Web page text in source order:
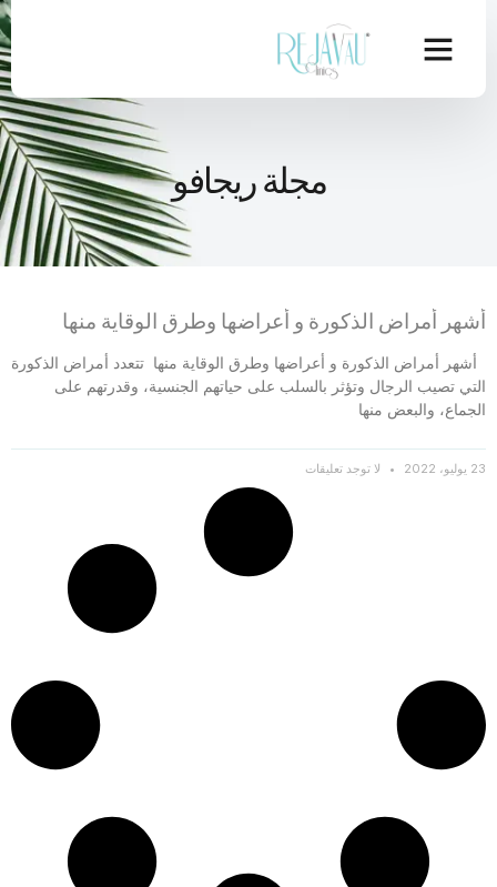
مجلة ريجافو
أشهر أمراض الذكورة و أعراضها وطرق الوقاية منها
أشهر أمراض الذكورة و أعراضها وطرق الوقاية منها تتعدد أمراض الذكورة
التي تصيب الرجال وتؤثر بالسلب على حياتهم الجنسية، وقدرتهم على
الجماع، والبعض منها
23 يوليو، 2022 لا توجد تعليقات